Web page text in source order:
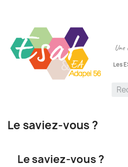
Les
Le saviez-vous ?
Le saviez-vous ?